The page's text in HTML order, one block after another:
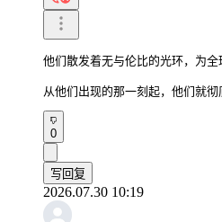
他们散发着无与伦比的光环，为全
从他们出现的那一刻起，他们就彻
0
写回复
2026.07.30 10:19